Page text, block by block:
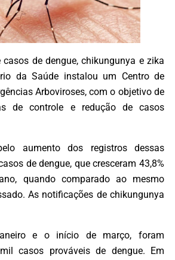
de dengue, chikungunya e zika
da Saúde instalou um Centro de
Arboviroses, com o objetivo de
de controle e redução de casos
aumento dos registros dessas
de dengue, que cresceram 43,8%
quando comparado ao mesmo
As notificações de chikungunya
e o início de março, foram
casos prováveis de dengue. Em